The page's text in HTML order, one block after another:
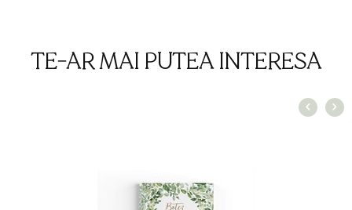
TE-AR MAI PUTEA INTERESA